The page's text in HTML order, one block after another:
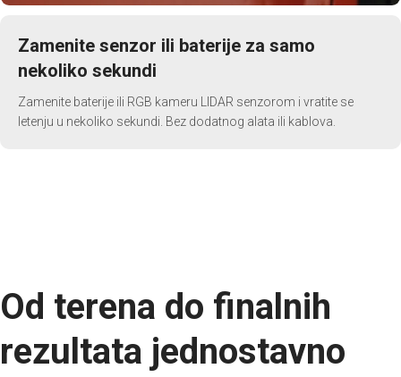
Zamenite senzor ili baterije za samo
nekoliko sekundi
Zamenite baterije ili RGB kameru LIDAR senzorom i vratite se
letenju u nekoliko sekundi. Bez dodatnog alata ili kablova.
Od terena do finalnih
rezultata jednostavno